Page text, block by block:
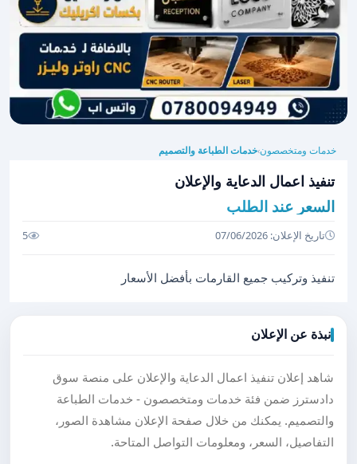
خدمات ومتخصصون›خدمات الطباعة والتصميم
تنفيذ اعمال الدعاية والإعلان
السعر عند الطلب
تاريخ الإعلان: 07/06/2026 5
تنفيذ وتركيب جميع القارمات بأفضل الأسعار
نبذة عن الإعلان
شاهد إعلان تنفيذ اعمال الدعاية والإعلان على منصة سوق
دادسترز ضمن فئة خدمات ومتخصصون - خدمات الطباعة
والتصميم. يمكنك من خلال صفحة الإعلان مشاهدة الصور،
التفاصيل، السعر، ومعلومات التواصل المتاحة.